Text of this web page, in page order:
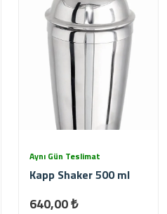
Aynı Gün Teslimat
Kapp Shaker 500 ml
640,00 ₺